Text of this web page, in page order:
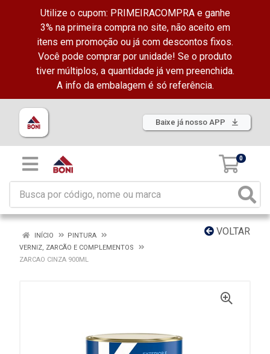
Utilize o cupom: PRIMEIRACOMPRA e ganhe
3% na primeira compra no site, não aceito em
itens em promoção ou já com descontos fixos.
Você pode comprar por unidade! Se o produto
tiver múltiplos, a quantidade já vem preenchida.
A info da embalagem é só referência.
Baixe já nosso APP
0
VOLTAR
INÍCIO
PINTURA
VERNIZ, ZARCÃO E COMPLEMENTOS
ZARCAO CINZA 900ML